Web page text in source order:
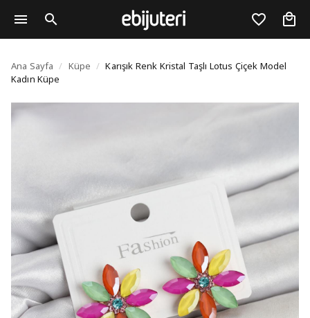
Karışık Renk Kristal
Ana Sayfa / Küpe / Karışık Renk Kristal Taşlı Lotus Çiçek Model
Kadın Küpe